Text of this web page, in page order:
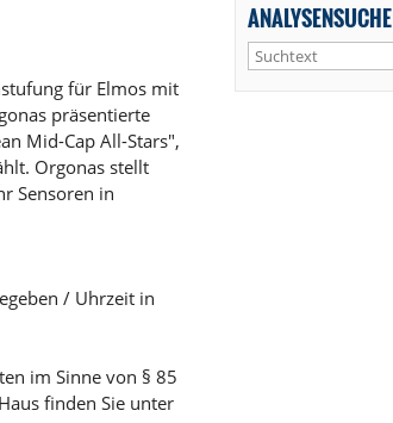
für Elmos mit
präsentierte
Mid-Cap All-Stars",
Orgonas stellt
Sensoren in
/ Uhrzeit in
im Sinne von § 85
finden Sie unter
ANALYSENSUCHE